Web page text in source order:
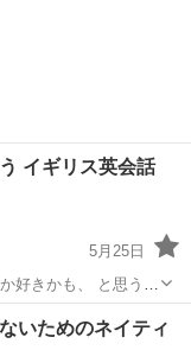
イギリス英会話
5月25日
人ネイティブ講師と、...
リス人
いためのネイティ